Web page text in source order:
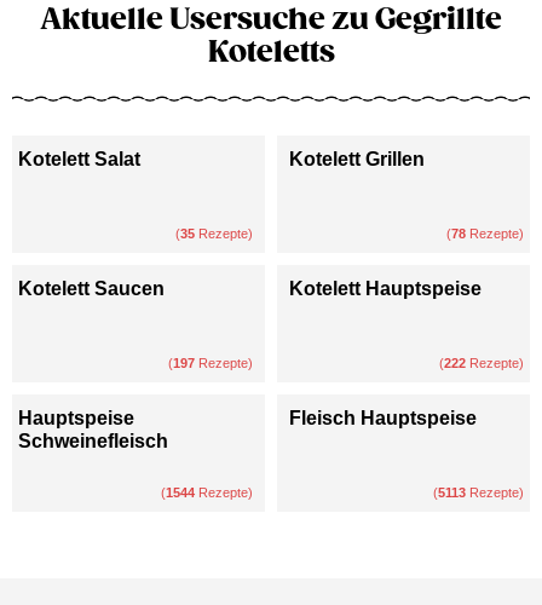
Aktuelle Usersuche zu Gegrillte
Koteletts
Kotelett Salat
(35 Rezepte)
Kotelett Grillen
(78 Rezepte)
Kotelett Saucen
(197 Rezepte)
Kotelett Hauptspeise
(222 Rezepte)
Hauptspeise
Schweinefleisch
(1544 Rezepte)
Fleisch Hauptspeise
(5113 Rezepte)